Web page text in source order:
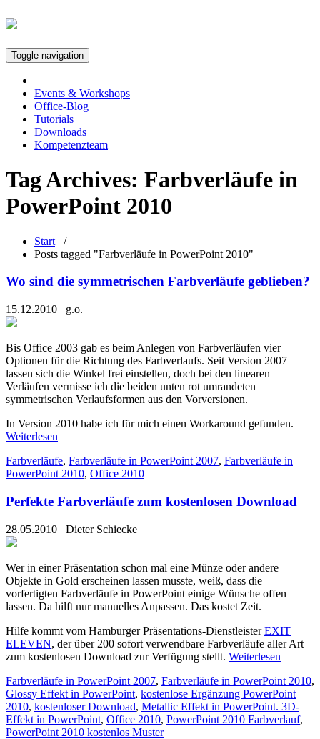
Toggle navigation
Events & Workshops
Office-Blog
Tutorials
Downloads
Kompetenzteam
Tag Archives: Farbverläufe in
PowerPoint 2010
Start /
Posts tagged "Farbverläufe in PowerPoint 2010"
Wo sind die symmetrischen Farbverläufe geblieben?
15.12.2010 g.o.
Bis Office 2003 gab es beim Anlegen von Farbverläufen vier
Optionen für die Richtung des Farbverlaufs. Seit Version 2007
lassen sich die Winkel frei einstellen, doch bei den linearen
Verläufen vermisse ich die beiden unten rot umrandeten
symmetrischen Verlaufsformen aus den Vorversionen.
In Version 2010 habe ich für mich einen Workaround gefunden.
Weiterlesen
Farbverläufe, Farbverläufe in PowerPoint 2007, Farbverläufe in
PowerPoint 2010, Office 2010
Perfekte Farbverläufe zum kostenlosen Download
28.05.2010 Dieter Schiecke
Wer in einer Präsentation schon mal eine Münze oder andere
Objekte in Gold erscheinen lassen musste, weiß, dass die
vorfertigten Farbverläufe in PowerPoint einige Wünsche offen
lassen. Da hilft nur manuelles Anpassen. Das kostet Zeit.
Hilfe kommt vom Hamburger Präsentations-DienstleisterEXIT
ELEVEN, der über 200 sofort verwendbare Farbverläufe aller Art
zum kostenlosen Download zur Verfügung stellt. Weiterlesen
Farbverläufe in PowerPoint 2007, Farbverläufe in PowerPoint 2010,
Glossy Effekt in PowerPoint, kostenlose Ergänzung PowerPoint
2010, kostenloser Download, Metallic Effekt in PowerPoint. 3D-
Effekt in PowerPoint, Office 2010, PowerPoint 2010 Farbverlauf,
PowerPoint 2010 kostenlos Muster